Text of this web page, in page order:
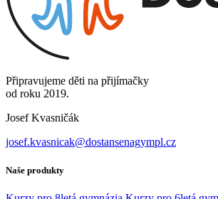
Připravujeme děti na přijímačky
od roku 2019.
Josef Kvasničák
josef.kvasnicak@dostansenagympl.cz
Naše produkty